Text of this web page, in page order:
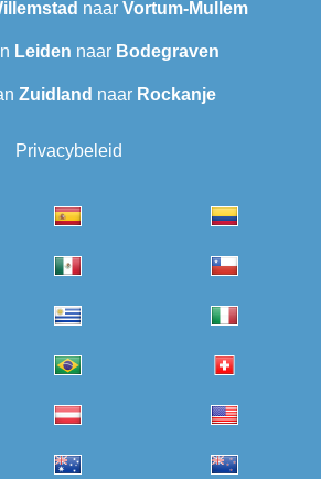
naar Vortum-Mullem
Leiden naar Bodegraven
Zuidland naar Rockanje
Privacybeleid